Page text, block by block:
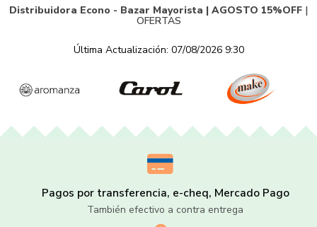
Distribuidora Econo - Bazar Mayorista | AGOSTO 15%OFF |
OFERTAS
Última Actualización: 07/08/2026 9:30
Pagos por transferencia, e-cheq, Mercado Pago
También efectivo a contra entrega